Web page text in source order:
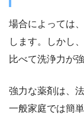
場合によっては
します。しかし
比べて洗浄力が強
強力な薬剤は、
一般家庭では簡